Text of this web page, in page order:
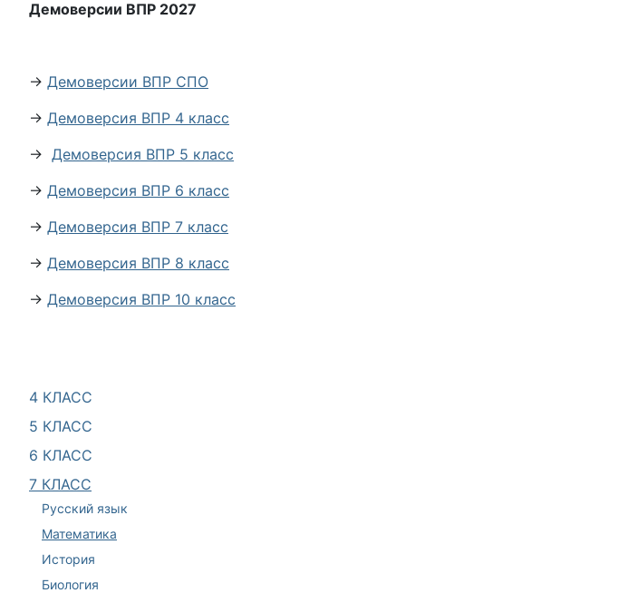
4 КЛАСС
5 КЛАСС
6 КЛАСС
7 КЛАСС
Русский язык
Математика
История
Биология
Демоверсии ВПР 2027
→ Демоверсии ВПР СПО
→ Демоверсия ВПР 4 класс
→ Демоверсия ВПР 5 класс
→ Демоверсия ВПР 6 класс
→ Демоверсия ВПР 7 класс
→ Демоверсия ВПР 8 класс
→ Демоверсия ВПР 10 класс